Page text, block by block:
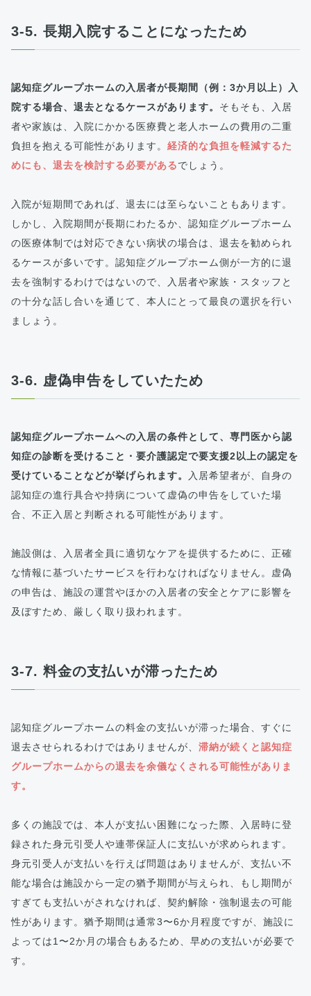
3-5. 長期入院することになったため
認知症グループホームの入居者が長期間（例：3か月以上）入
院する場合、退去となるケースがあります。 そもそも、入居
者や家族は、入院にかかる医療費と老人ホームの費用の二重
負担を抱える可能性があります。 経済的な負担を軽減するた
めにも、退去を検討する必要があるでしょう。
入院が短期間であれば、退去には至らないこともあります。
しかし、入院期間が長期にわたるか、認知症グループホーム
の医療体制では対応できない病状の場合は、退去を勧められ
るケースが多いです。認知症グループホーム側が一方的に退
去を強制するわけではないので、入居者や家族・スタッフと
の十分な話し合いを通じて、本人にとって最良の選択を行い
ましょう。
3-6. 虚偽申告をしていたため
認知症グループホームへの入居の条件として、専門医から認
知症の診断を受けること・要介護認定で要支援2以上の認定を
受けていることなどが挙げられます。
入居希望者が、自身の
認知症の進行具合や持病について虚偽の申告をしていた場
合、不正入居と判断される可能性があります。
施設側は、入居者全員に適切なケアを提供するために、正確
な情報に基づいたサービスを行わなければなりません。虚偽
の申告は、施設の運営やほかの入居者の安全とケアに影響を
及ぼすため、厳しく取り扱われます。
3-7. 料金の支払いが滞ったため
認知症グループホームの料金の支払いが滞った場合、すぐに
退去させられるわけではありませんが、 滞納が続くと認知症
グループホームからの退去を余儀なくされる可能性がありま
す。
多くの施設では、本人が支払い困難になった際、入居時に登
録された身元引受人や連帯保証人に支払いが求められます。
身元引受人が支払いを行えば問題はありませんが、支払い不
能な場合は施設から一定の猶予期間が与えられ、もし期間が
すぎても支払いがされなければ、契約解除・強制退去の可能
性があります。猶予期間は通常3〜6か月程度ですが、施設に
よっては1〜2か月の場合もあるため、早めの支払いが必要で
す。